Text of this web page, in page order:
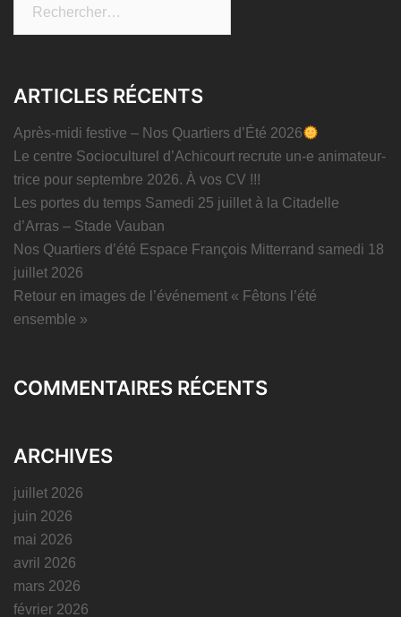
ARTICLES RÉCENTS
Après-midi festive – Nos Quartiers d’Été 2026
Le centre Socioculturel d’Achicourt recrute un-e animateur-
trice pour septembre 2026. À vos CV !!!
Les portes du temps Samedi 25 juillet à la Citadelle
d’Arras – Stade Vauban
Nos Quartiers d’été Espace François Mitterrand samedi 18
juillet 2026
Retour en images de l’événement « Fêtons l’été
ensemble »
COMMENTAIRES RÉCENTS
ARCHIVES
juillet 2026
juin 2026
mai 2026
avril 2026
mars 2026
février 2026